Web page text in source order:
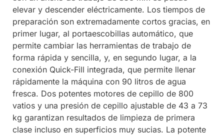
elevar y descender eléctricamente. Los tiempos de
preparación son extremadamente cortos gracias, en
primer lugar, al portaescobillas automático, que
permite cambiar las herramientas de trabajo de
forma rápida y sencilla, y, en segundo lugar, a la
conexión Quick-Fill integrada, que permite llenar
rápidamente la máquina con 90 litros de agua
fresca. Dos potentes motores de cepillo de 800
vatios y una presión de cepillo ajustable de 43 a 73
kg garantizan resultados de limpieza de primera
clase incluso en superficios muy sucias. La potente